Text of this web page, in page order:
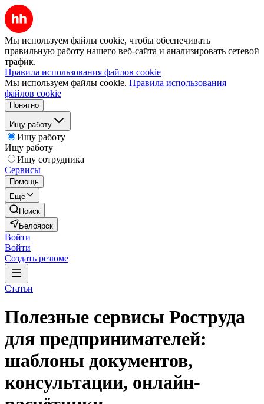
Мы используем файлы cookie, чтобы обеспечивать
правильную работу нашего веб-сайта и анализировать сетевой
трафик.
Правила использования файлов cookie
Мы используем файлы cookie. Правила использования
файлов cookie
Понятно
Ищу работу
Ищу работу
Ищу работу
Ищу сотрудника
Сервисы
Помощь
Ещё
Поиск
Белоярск
Войти
Войти
Создать резюме
Статьи
Полезные сервисы Роструда
для предпринимателей:
шаблоны документов,
консультации, онлайн-